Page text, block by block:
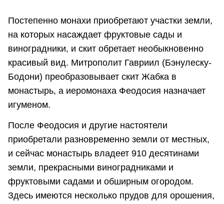
Постепенно монахи приобретают участки земли,
на которых насаждает фруктовые сады и
виноградники, и скит обретает необыкновенно
красивый вид. Митрополит Гавриил (Бэнулеску-
Бодони) преобразовывает скит Жабка в
монастырь, а иеромонаха Феодосия назначает
игуменом.
После Феодосия и другие настоятели
приобретали разновременно земли от местных,
и сейчас монастырь владеет 910 десятинами
земли, прекрасными виноградниками и
фруктовыми садами и обширным огородом.
Здесь имеются несколько прудов для орошения,